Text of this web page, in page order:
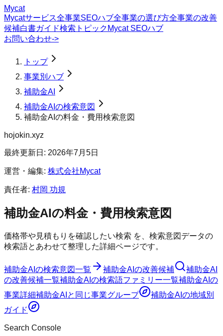
Mycat
Mycatサービス全事業SEOハブ全事業の選び方全事業の改善
候補白書ガイド検索トピック Mycat SEOハブ
お問い合わせ->
トップ
事業別ハブ
補助金AI
補助金AIの検索意図
補助金AIの料金・費用検索意図
hojokin.xyz
最終更新日: 2026年7月5日
運営・編集: 株式会社Mycat
責任者: 村岡 功規
補助金AIの料金・費用検索意図
価格帯や見積もりを確認したい検索 を、検索意図データの
検索語とあわせて整理した詳細ページです。
補助金AI の検索意図一覧 補助金AI の改善候補
補助金AI
の改善候補一覧補助金AI の検索語ファミリー一覧補助金AI の
事業詳細補助金AI と同じ事業グループ 補助金AI の地域別
ガイド
Search Console